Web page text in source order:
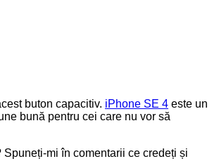
buton capacitiv. iPhone SE 4 este un
bună pentru cei care nu vor să
mi în comentarii ce credeți și